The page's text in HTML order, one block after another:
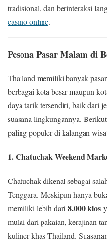
tradisional, dan berinteraksi
casino online.
Pesona Pasar Malam di
Thailand memiliki banyak
berbagai kota besar maupun
daya tarik tersendiri, baik dari
suasana lingkungannya.
paling populer di kalangan
1. Chatuchak Weekend
Chatuchak dikenal sebagai
Tenggara. Meskipun hanya
memiliki lebih dari 8.000 kios
mulai dari pakaian, kerajinan
kuliner khas Thailand.